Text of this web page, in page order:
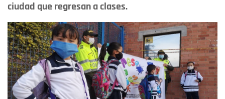
ciudad que regresan a clases.